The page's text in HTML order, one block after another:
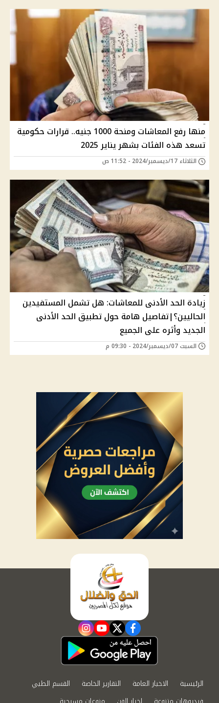
منها رفع المعاشات ومنحة 1000 جنيه.. قرارات حكومية
تسعد هذه الفئات بشهر يناير 2025
الثلاثاء 17/ديسمبر/2024 - 11:52 ص
زيادة الحد الأدنى للمعاشات: هل تشمل المستفيدين
الحاليين؟|تفاصيل هامة حول تطبيق الحد الأدنى
الجديد وأثره على الجميع
السبت 07/ديسمبر/2024 - 09:30 م
facebook
twitter
youtube
instagram
الرئيسية الاخبار العامة التقارير الخاصة
القسم الطبي